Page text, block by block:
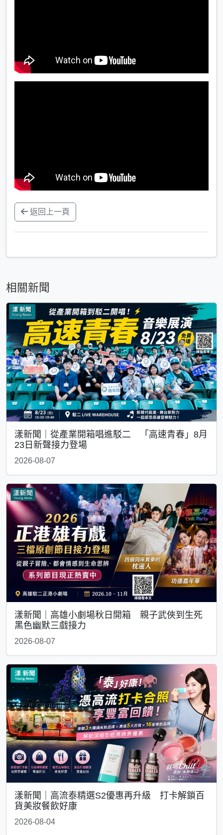
返回上一頁
相關新聞
漾新聞｜從產業開箱唱進駁二 「高速青春」8月
23日新聲接力登場
2026-08-07
漾新聞｜高雄小劇場秋日開箱 親子武俠到生死
黑色幽默三戲接力
2026-08-07
漾新聞｜高流泰精選S2優惠再升級 打卡解鎖百
貨美妝餐飲好康
2026-08-04